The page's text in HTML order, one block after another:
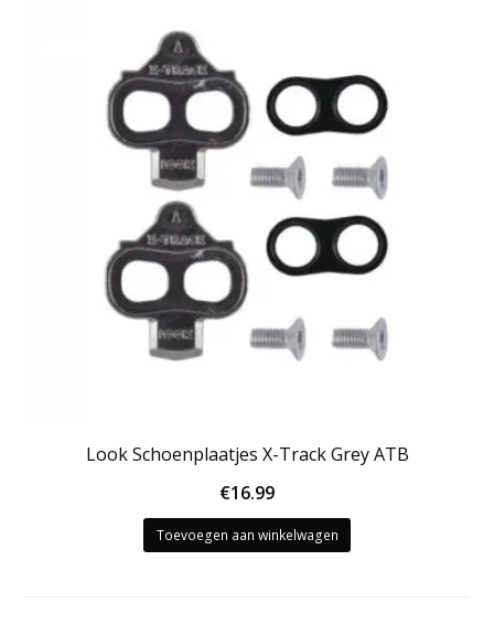
Look Schoenplaatjes X-Track Grey ATB
€16.99
Toevoegen aan winkelwagen